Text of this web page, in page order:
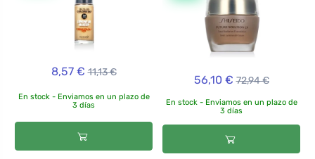
8,57 € 11,13 €
En stock - Enviamos en un plazo de
3 días
56,10 € 72,94 €
En stock - Enviamos en un plazo de
3 días